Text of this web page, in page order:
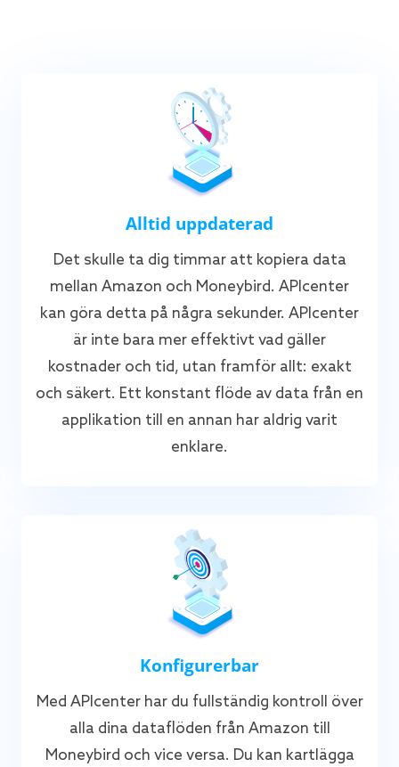
Alltid uppdaterad
Det skulle ta dig timmar att kopiera data
mellan Amazon och Moneybird. APIcenter
kan göra detta på några sekunder. APIcenter
är inte bara mer effektivt vad gäller
kostnader och tid, utan framför allt: exakt
och säkert. Ett konstant flöde av data från en
applikation till en annan har aldrig varit
enklare.
Konfigurerbar
Med APIcenter har du fullständig kontroll över
alla dina dataflöden från Amazon till
Moneybird och vice versa. Du kan kartlägga